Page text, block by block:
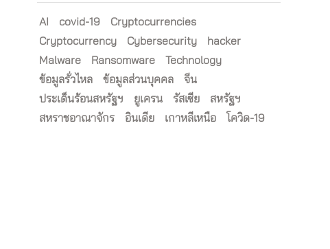
AI covid-19
Cryptocurrencies
Cryptocurrency
Cybersecurity
hacker
Malware
Ransomware
Technology
ข้อมูลรั่วไหล
ข้อมูลส่วนบุคคล
จีน
ประเด็นร้อนสหรัฐฯ
ยูเครน รัสเซีย
สหรัฐฯ
สหราชอาณาจักร
อินเดีย เกาหลีเหนือ โควิด-19